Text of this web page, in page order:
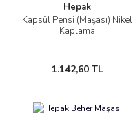
Hepak
Kapsül Pensi (Maşası) Nikel
Kaplama
1.142,60 TL